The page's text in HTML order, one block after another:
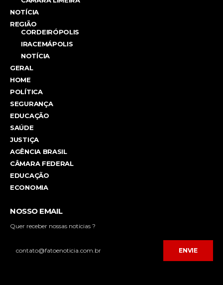
NOTÍCIA
REGIÃO
CORDEIRÓPOLIS
IRACEMÁPOLIS
NOTÍCIA
GERAL
HOME
POLÍTICA
SEGURANÇA
EDUCAÇÃO
SAÚDE
JUSTIÇA
AGÊNCIA BRASIL
CÂMARA FEDERAL
EDUCAÇÃO
ECONOMIA
NOSSO EMAIL
Quer receber nossas noticias ?
ENVIE